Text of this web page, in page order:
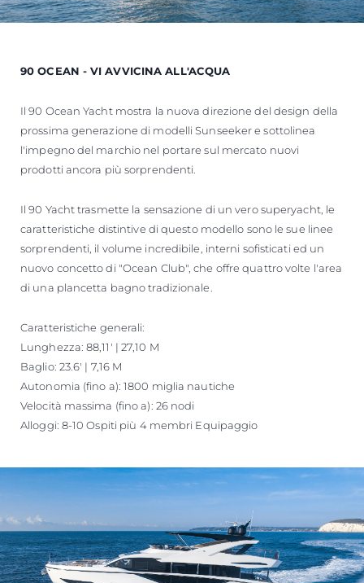
90 OCEAN - VI AVVICINA ALL'ACQUA
Il 90 Ocean Yacht mostra la nuova direzione del design della
prossima generazione di modelli Sunseeker e sottolinea
l'impegno del marchio nel portare sul mercato nuovi
prodotti ancora più sorprendenti.
Il 90 Yacht trasmette la sensazione di un vero superyacht, le
caratteristiche distintive di questo modello sono le sue linee
sorprendenti, il volume incredibile, interni sofisticati ed un
nuovo concetto di "Ocean Club", che offre quattro volte l'area
di una plancetta bagno tradizionale.
Caratteristiche generali:
Lunghezza: 88,11' | 27,10 M
Baglio: 23.6' | 7,16 M
Autonomia (fino a): 1800 miglia nautiche
Velocità massima (fino a): 26 nodi
Alloggi: 8-10 Ospiti più 4 membri Equipaggio